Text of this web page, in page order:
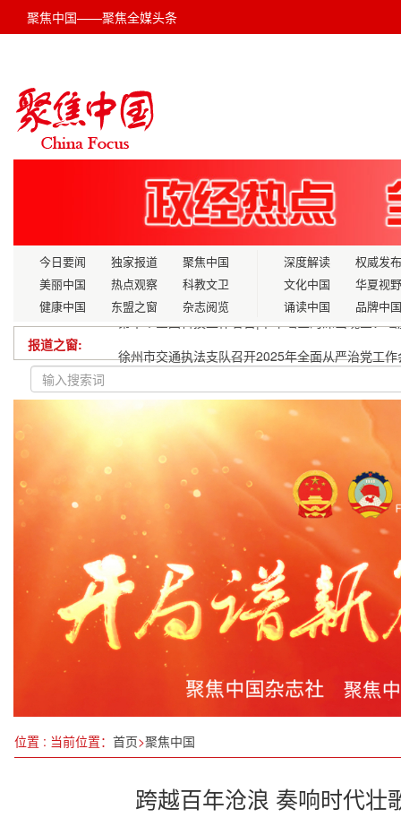
聚焦中国——聚焦全媒头条
今日要闻 独家报道
聚焦中国
美丽中国
热点观察
科教文卫
健康中国
东盟之窗 杂志阅览
深度解读
权威发布
文化中国
华夏视野
诵读中国
品牌中国
报道之窗:
广西自贸区南宁片区：强化金融开放 以技术创新
江西新干县“四个一”工作法：政务服务便民热线的
瑞隆安书苑|《最重要的事只有一件》读书分享会
王景安：一位老中医的“继承不泥古，创新不离宗”
哈尔滨：住房公积金十件惠民实事出炉
李依富：以“集成田园”重构农业未来，筑牢中国
郭宁宁吴贤德会见福州市受表彰的全国民族团结进
第十个全国科技工作者日|千年瑶医的深山瑰宝：
位置 : 当前位置： 首页>聚焦中国
跨越百年沧浪 奏响时代壮